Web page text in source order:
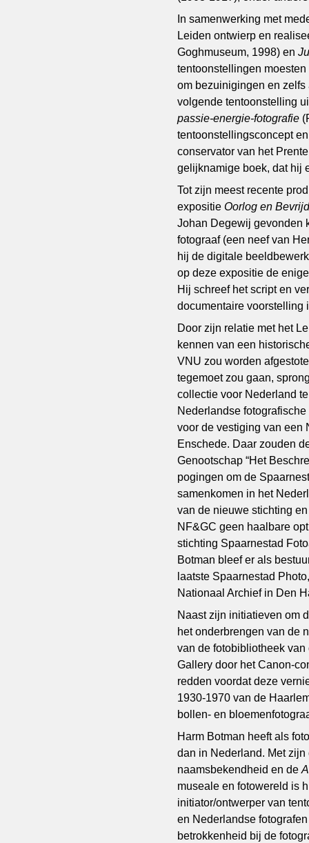
In samenwerking met
Leiden ontwierp en
Goghmuseum, 1998) en
tentoonstellingen
om bezuinigingen en
volgende tentoonstelling
passie-energie-fotografie
tentoonstellingsconcept
conservator van het
gelijknamige boek, dat hij
Tot zijn meest recente
expositieOorlog en
Johan Degewij gevonden
fotograaf (een neef van
hij de digitale
op deze expositie de
Hij schreef het script en
documentaire voorstelling
Door zijn relatie met het
kennen van een
VNU zou worden
tegemoet zou gaan,
collectie voor Nederland
Nederlandse
voor de vestiging van een
Enschede. Daar zouden
Genootschap “Het
pogingen om de
samenkomen in het
van de nieuwe stichting
NF&GC geen haalbare
stichting Spaarnestad
Botman bleef er als
laatste Spaarnestad
Nationaal Archief in Den
Naast zijn initiatieven om
het onderbrengen van de
van de fotobibliotheek
Gallery door het Canon-
redden voordat deze
1930-1970 van de
bollen- en
Harm Botman heeft als
dan in Nederland. Met
naamsbekendheid en de
museale en fotowereld is
initiator/ontwerper van
en Nederlandse
betrokkenheid bij de